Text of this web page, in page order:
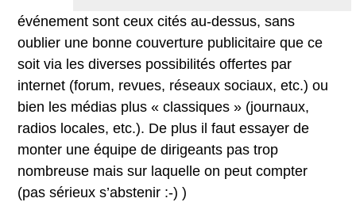
événement sont ceux cités au-dessus, sans
oublier une bonne couverture publicitaire que ce
soit via les diverses possibilités offertes par
internet (forum, revues, réseaux sociaux, etc.) ou
bien les médias plus « classiques » (journaux,
radios locales, etc.). De plus il faut essayer de
monter une équipe de dirigeants pas trop
nombreuse mais sur laquelle on peut compter
(pas sérieux s’abstenir :-) )